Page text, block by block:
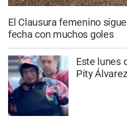
El Clausura femenino
fecha con muchos goles
Este lunes
Pity